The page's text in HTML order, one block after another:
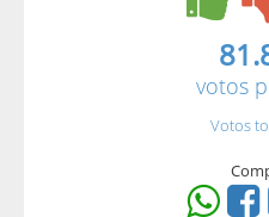
votos
Votos